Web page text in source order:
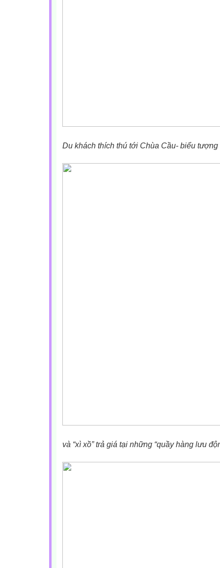
Du khách thích thú tới Chùa Cầu- biểu
và “xì xồ” trả giá tại những “quầy hàng lưu